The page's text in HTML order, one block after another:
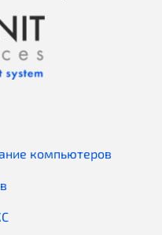
компьютеров